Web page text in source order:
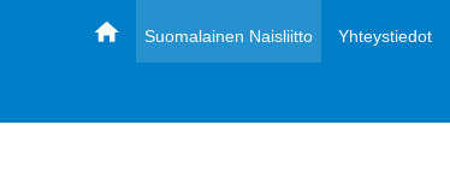
Suomalainen Naisliitto Yhteystiedot